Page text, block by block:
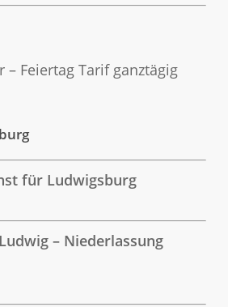
– Feiertag Tarif ganztägig
für Ludwigsburg
– Niederlassung